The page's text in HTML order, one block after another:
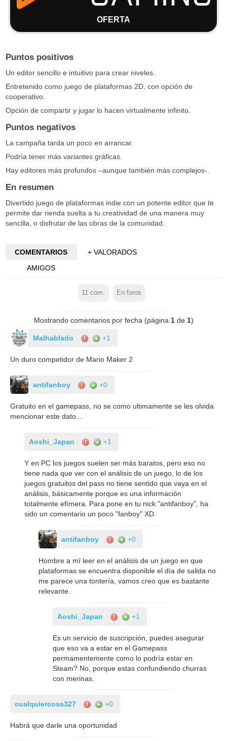
OFERTA
Puntos positivos
Un editor sencillo e intuitivo para crear niveles.
Entretenido como juego de plataformas 2D, con opción de
cooperativo.
Opción de compartir y jugar lo hacen virtualmente infinito.
Puntos negativos
La campaña tarda un poco en arrancar.
Podría tener más variantes gráficas.
Hay editores más profundos –aunque también más complejos-.
En resumen
Divertido juego de plataformas indie con un potente editor que te
permite dar rienda suelta a tu creatividad de una manera muy
sencilla, o disfrutar de las obras de la comunidad.
COMENTARIOS
+ VALORADOS
AMIGOS
11 com. En foros
Mostrando comentarios por fecha (página 1de 1)
Malhablado +1
Un duro competidor de Mario Maker 2
antifanboy +0
Gratuito en el gamepass, no se como ultimamente se les olvida
mencionar este dato...
Aoshi_Japan +1
Y en PC los juegos suelen ser más baratos, pero eso no
tiene nada que ver con el análisis de un juego, lo de los
juegos gratuitos del pass no tiene sentido que vaya en el
análisis, básicamente porque es una información
totalmente efímera. Para pone en tu nick "antifanboy", ha
sido un comentario un poco "fanboy" XD.
antifanboy +0
Hombre a mí leer en el análisis de un juego en que
plataformas se encuentra disponible el día de salida no
me parece una tontería, vamos creo que es bastante
relevante.
Aoshi_Japan +1
Es un servicio de suscripción, puedes asegurar
que eso va a estar en el Gamepass
permamentemente como lo podría estar en
Steam? No, porque estas confundiendo churras
con merinas.
cualquiercosa327 +0
Habrá que darle una oportunidad